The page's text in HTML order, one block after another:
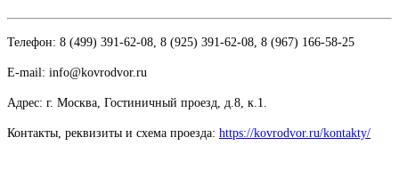
Телефон: 8 (499) 391-62-08, 8 (925) 391-62-08, 8 (967) 166-58-25
E-mail: info@kovrodvor.ru
Адрес: г. Москва, Гостиничный проезд, д.8, к.1.
Контакты, реквизиты и схема проезда: https://kovrodvor.ru/kontakty/